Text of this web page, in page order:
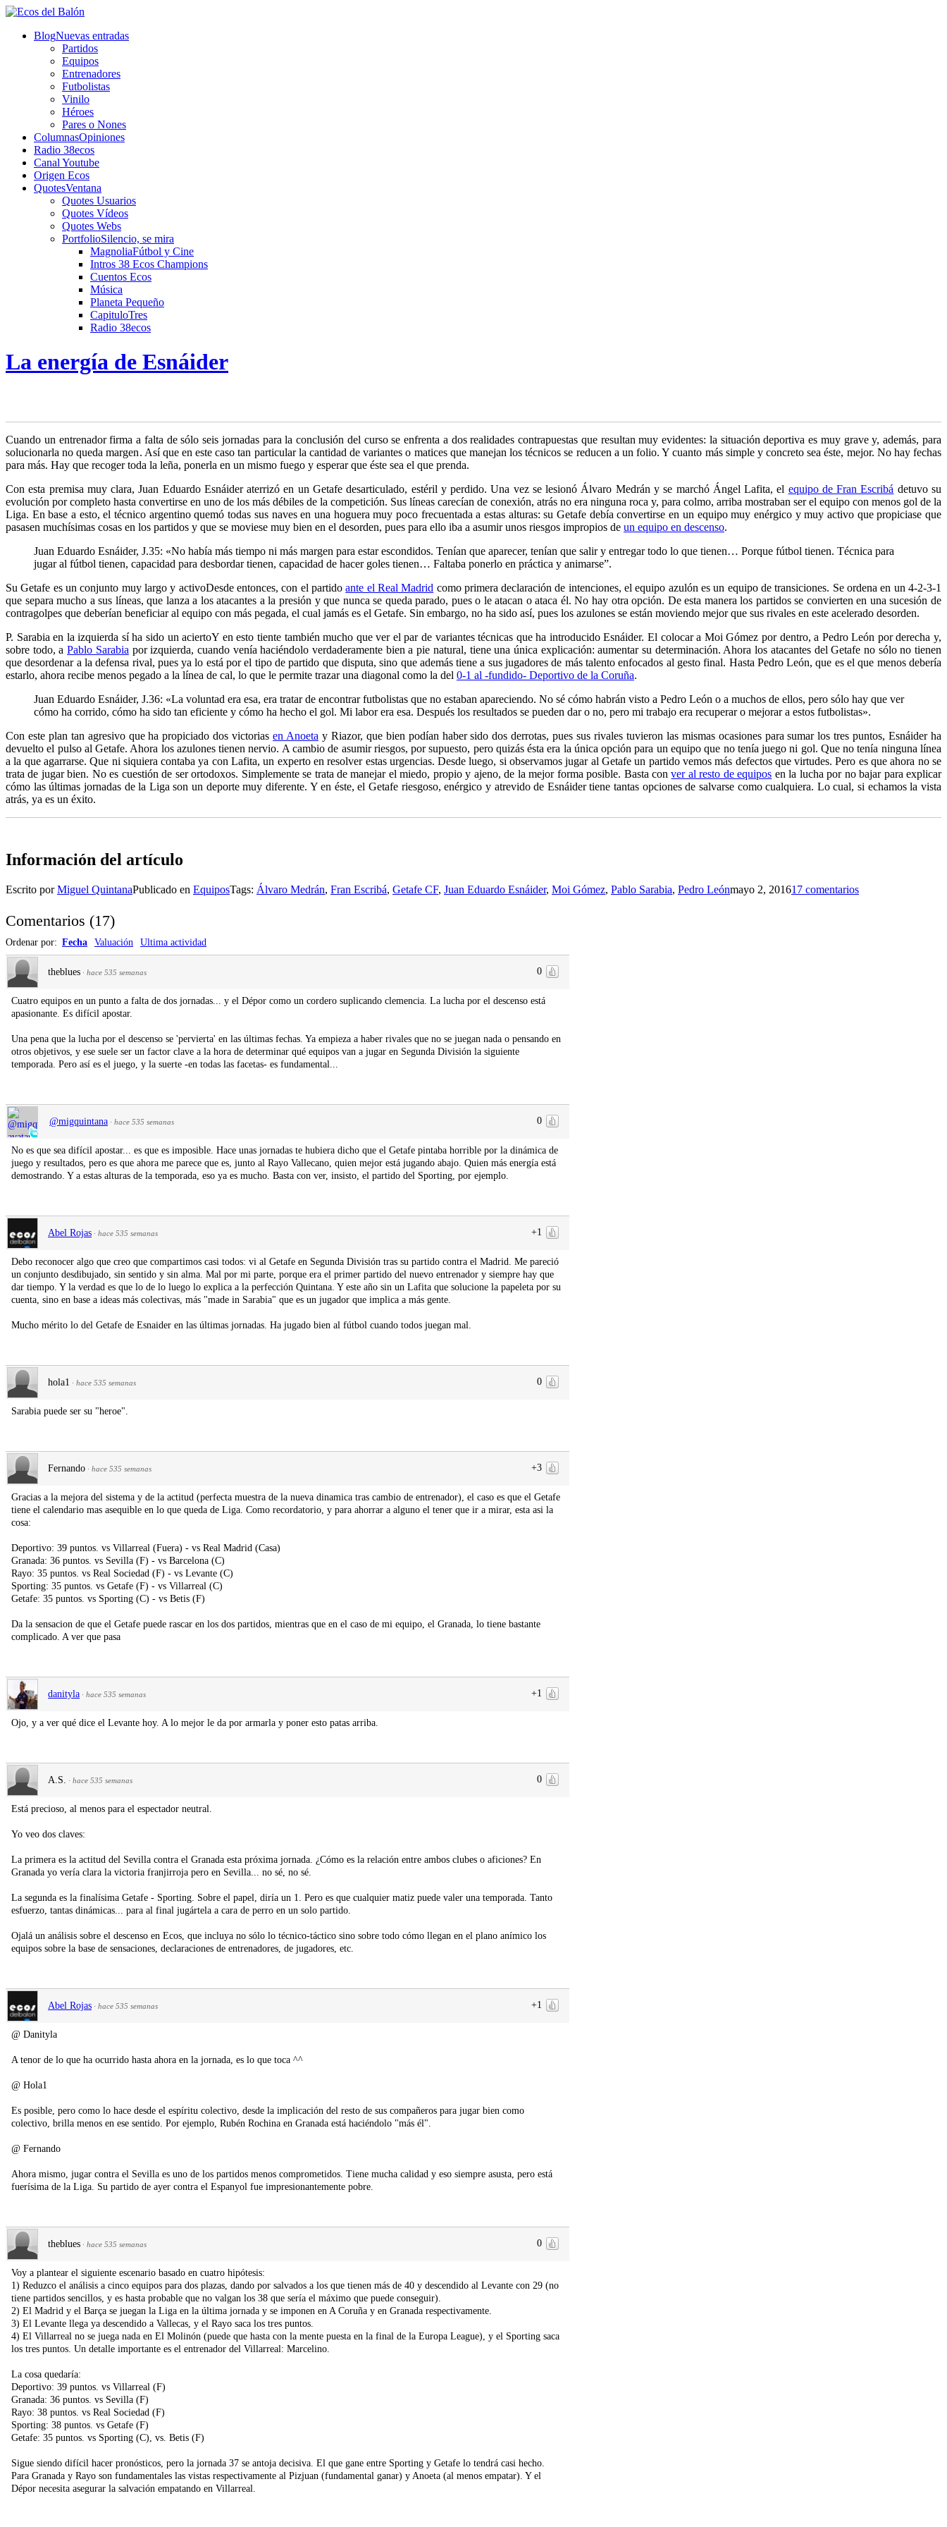
BlogNuevas entradas
Partidos
Equipos
Entrenadores
Futbolistas
Vinilo
Héroes
Pares o Nones
ColumnasOpiniones
Radio 38ecos
Canal Youtube
Origen Ecos
QuotesVentana
Quotes Usuarios
Quotes Vídeos
Quotes Webs
PortfolioSilencio, se mira
MagnoliaFútbol y Cine
Intros 38 Ecos Champions
Cuentos Ecos
Música
Planeta Pequeño
CapituloTres
Radio 38ecos
La energía de Esnáider
Cuando un entrenador firma a falta de sólo seis jornadas para la conclusión del curso se enfrenta a dos realidades contrapuestas que resultan muy evidentes: la situación deportiva es muy grave y, además, para
solucionarla no queda margen. Así que en este caso tan particular la cantidad de variantes o matices que manejan los técnicos se reducen a un folio. Y cuanto más simple y concreto sea éste, mejor. No hay fechas
para más. Hay que recoger toda la leña, ponerla en un mismo fuego y esperar que éste sea el que prenda.
Con esta premisa muy clara, Juan Eduardo Esnáider aterrizó en un Getafe desarticulado, estéril y perdido. Una vez se lesionó Álvaro Medrán y se marchó Ángel Lafita, el equipo de Fran Escribá detuvo su
evolución por completo hasta convertirse en uno de los más débiles de la competición. Sus líneas carecían de conexión, atrás no era ninguna roca y, para colmo, arriba mostraban ser el equipo con menos gol de la
Liga. En base a esto, el técnico argentino quemó todas sus naves en una hoguera muy poco frecuentada a estas alturas: su Getafe debía convertirse en un equipo muy enérgico y muy activo que propiciase que
pasasen muchísimas cosas en los partidos y que se moviese muy bien en el desorden, pues para ello iba a asumir unos riesgos impropios de un equipo en descenso.
Juan Eduardo Esnáider, J.35: «No había más tiempo ni más margen para estar escondidos. Tenían que aparecer, tenían que salir y entregar todo lo que tienen… Porque fútbol tienen. Técnica para
jugar al fútbol tienen, capacidad para desbordar tienen, capacidad de hacer goles tienen… Faltaba ponerlo en práctica y animarse”.
Su Getafe es un conjunto muy largo y activoDesde entonces, con el partidoante el Real Madrid como primera declaración de intenciones, el equipo azulón es un equipo de transiciones. Se ordena en un 4-2-3-1
que separa mucho a sus líneas, que lanza a los atacantes a la presión y que nunca se queda parado, pues o le atacan o ataca él. No hay otra opción. De esta manera los partidos se convierten en una sucesión de
contragolpes que deberían beneficiar al equipo con más pegada, el cual jamás es el Getafe. Sin embargo, no ha sido así, pues los azulones se están moviendo mejor que sus rivales en este acelerado desorden.
P. Sarabia en la izquierda sí ha sido un aciertoY en esto tiente también mucho que ver el par de variantes técnicas que ha introducido Esnáider. El colocar a Moi Gómez por dentro, a Pedro León por derecha y,
sobre todo, aPablo Sarabia por izquierda, cuando venía haciéndolo verdaderamente bien a pie natural, tiene una única explicación: aumentar su determinación. Ahora los atacantes del Getafe no sólo no tienen
que desordenar a la defensa rival, pues ya lo está por el tipo de partido que disputa, sino que además tiene a sus jugadores de más talento enfocados al gesto final. Hasta Pedro León, que es el que menos debería
estarlo, ahora recibe menos pegado a la línea de cal, lo que le permite trazar una diagonal como la del 0-1 al -fundido- Deportivo de la Coruña.
Juan Eduardo Esnáider, J.36: «La voluntad era esa, era tratar de encontrar futbolistas que no estaban apareciendo. No sé cómo habrán visto a Pedro León o a muchos de ellos, pero sólo hay que ver
cómo ha corrido, cómo ha sido tan eficiente y cómo ha hecho el gol. Mi labor era esa. Después los resultados se pueden dar o no, pero mi trabajo era recuperar o mejorar a estos futbolistas».
Con este plan tan agresivo que ha propiciado dos victoriasen Anoeta y Riazor, que bien podían haber sido dos derrotas, pues sus rivales tuvieron las mismas ocasiones para sumar los tres puntos, Esnáider ha
devuelto el pulso al Getafe. Ahora los azulones tienen nervio. A cambio de asumir riesgos, por supuesto, pero quizás ésta era la única opción para un equipo que no tenía juego ni gol. Que no tenía ninguna línea
a la que agarrarse. Que ni siquiera contaba ya con Lafita, un experto en resolver estas urgencias. Desde luego, si observamos jugar al Getafe un partido vemos más defectos que virtudes. Pero es que ahora no se
trata de jugar bien. No es cuestión de ser ortodoxos. Simplemente se trata de manejar el miedo, propio y ajeno, de la mejor forma posible. Basta conver al resto de equipos en la lucha por no bajar para explicar
cómo las últimas jornadas de la Liga son un deporte muy diferente. Y en éste, el Getafe riesgoso, enérgico y atrevido de Esnáider tiene tantas opciones de salvarse como cualquiera. Lo cual, si echamos la vista
atrás, ya es un éxito.
Información del artículo
Escrito porMiguel QuintanaPublicado en EquiposTags: Álvaro Medrán, Fran Escribá, Getafe CF, Juan Eduardo Esnáider, Moi Gómez, Pablo Sarabia, Pedro Leónmayo 2, 201617 comentarios
Comentarios (17)
Ordenar por: Fecha Valuación Ultima actividad
0
theblues · hace 535 semanas
Cuatro equipos en un punto a falta de dos jornadas... y el Dépor como un cordero suplicando clemencia. La lucha por el descenso está
apasionante. Es difícil apostar.
Una pena que la lucha por el descenso se 'pervierta' en las últimas fechas. Ya empieza a haber rivales que no se juegan nada o pensando en
otros objetivos, y ese suele ser un factor clave a la hora de determinar qué equipos van a jugar en Segunda División la siguiente
temporada. Pero así es el juego, y la suerte -en todas las facetas- es fundamental...
0
@migquintana · hace 535 semanas
No es que sea difícil apostar... es que es imposible. Hace unas jornadas te hubiera dicho que el Getafe pintaba horrible por la dinámica de
juego y resultados, pero es que ahora me parece que es, junto al Rayo Vallecano, quien mejor está jugando abajo. Quien más energía está
demostrando. Y a estas alturas de la temporada, eso ya es mucho. Basta con ver, insisto, el partido del Sporting, por ejemplo.
+1
Abel Rojas · hace 535 semanas
Debo reconocer algo que creo que compartimos casi todos: vi al Getafe en Segunda División tras su partido contra el Madrid. Me pareció
un conjunto desdibujado, sin sentido y sin alma. Mal por mi parte, porque era el primer partido del nuevo entrenador y siempre hay que
dar tiempo. Y la verdad es que lo de lo luego lo explica a la perfección Quintana. Y este año sin un Lafita que solucione la papeleta por su
cuenta, sino en base a ideas más colectivas, más "made in Sarabia" que es un jugador que implica a más gente.
Mucho mérito lo del Getafe de Esnaider en las últimas jornadas. Ha jugado bien al fútbol cuando todos juegan mal.
0
hola1 · hace 535 semanas
Sarabia puede ser su "heroe".
+3
Fernando · hace 535 semanas
Gracias a la mejora del sistema y de la actitud (perfecta muestra de la nueva dinamica tras cambio de entrenador), el caso es que el Getafe
tiene el calendario mas asequible en lo que queda de Liga. Como recordatorio, y para ahorrar a alguno el tener que ir a mirar, esta asi la
cosa:
Deportivo: 39 puntos. vs Villarreal (Fuera) - vs Real Madrid (Casa)
Granada: 36 puntos. vs Sevilla (F) - vs Barcelona (C)
Rayo: 35 puntos. vs Real Sociedad (F) - vs Levante (C)
Sporting: 35 puntos. vs Getafe (F) - vs Villarreal (C)
Getafe: 35 puntos. vs Sporting (C) - vs Betis (F)
Da la sensacion de que el Getafe puede rascar en los dos partidos, mientras que en el caso de mi equipo, el Granada, lo tiene bastante
complicado. A ver que pasa
+1
danityla · hace 535 semanas
Ojo, y a ver qué dice el Levante hoy. A lo mejor le da por armarla y poner esto patas arriba.
0
A.S. · hace 535 semanas
Está precioso, al menos para el espectador neutral.
Yo veo dos claves:
La primera es la actitud del Sevilla contra el Granada esta próxima jornada. ¿Cómo es la relación entre ambos clubes o aficiones? En
Granada yo vería clara la victoria franjirroja pero en Sevilla... no sé, no sé.
La segunda es la finalísima Getafe - Sporting. Sobre el papel, diría un 1. Pero es que cualquier matiz puede valer una temporada. Tanto
esfuerzo, tantas dinámicas... para al final jugártela a cara de perro en un solo partido.
Ojalá un análisis sobre el descenso en Ecos, que incluya no sólo lo técnico-táctico sino sobre todo cómo llegan en el plano anímico los
equipos sobre la base de sensaciones, declaraciones de entrenadores, de jugadores, etc.
+1
Abel Rojas · hace 535 semanas
@ Danityla
A tenor de lo que ha ocurrido hasta ahora en la jornada, es lo que toca ^^
@ Hola1
Es posible, pero como lo hace desde el espíritu colectivo, desde la implicación del resto de sus compañeros para jugar bien como
colectivo, brilla menos en ese sentido. Por ejemplo, Rubén Rochina en Granada está haciéndolo "más él".
@ Fernando
Ahora mismo, jugar contra el Sevilla es uno de los partidos menos comprometidos. Tiene mucha calidad y eso siempre asusta, pero está
fuerísima de la Liga. Su partido de ayer contra el Espanyol fue impresionantemente pobre.
0
theblues · hace 535 semanas
Voy a plantear el siguiente escenario basado en cuatro hipótesis:
1) Reduzco el análisis a cinco equipos para dos plazas, dando por salvados a los que tienen más de 40 y descendido al Levante con 29 (no
tiene partidos sencillos, y es hasta probable que no valgan los 38 que sería el máximo que puede conseguir).
2) El Madrid y el Barça se juegan la Liga en la última jornada y se imponen en A Coruña y en Granada respectivamente.
3) El Levante llega ya descendido a Vallecas, y el Rayo saca los tres puntos.
4) El Villarreal no se juega nada en El Molinón (puede que hasta con la mente puesta en la final de la Europa League), y el Sporting saca
los tres puntos. Un detalle importante es el entrenador del Villarreal: Marcelino.
La cosa quedaría:
Deportivo: 39 puntos. vs Villarreal (F)
Granada: 36 puntos. vs Sevilla (F)
Rayo: 38 puntos. vs Real Sociedad (F)
Sporting: 38 puntos. vs Getafe (F)
Getafe: 35 puntos. vs Sporting (C), vs. Betis (F)
Sigue siendo difícil hacer pronósticos, pero la jornada 37 se antoja decisiva. El que gane entre Sporting y Getafe lo tendrá casi hecho.
Para Granada y Rayo son fundamentales las vistas respectivamente al Pizjuan (fundamental ganar) y Anoeta (al menos empatar). Y el
Dépor necesita asegurar la salvación empatando en Villarreal.